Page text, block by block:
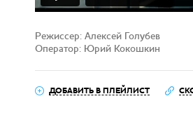
Режиссер: Алексей Голубев
Оператор: Юрий Кокошкин
ДОБАВИТЬ В ПЛЕЙЛИСТ